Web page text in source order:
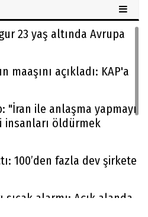
23 yaş altında Avrupa
maaşını açıkladı: KAP'a
"İran ile anlaşma yapmayı
insanları öldürmek
100’den fazla dev şirkete
sıcak alarmı: Açık alanda